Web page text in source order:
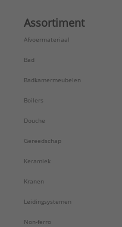
Assortiment
Afvoermateriaal
Bad
Badkamermeubelen
Boilers
Douche
Gereedschap
Keramiek
Kranen
Leidingsystemen
Non-ferro